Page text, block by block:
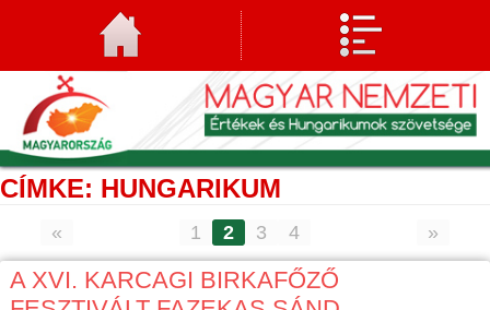
CÍMKE: HUNGARIKUM
« 1 2 3 4 »
A XVI. KARCAGI BIRKAFŐZŐ